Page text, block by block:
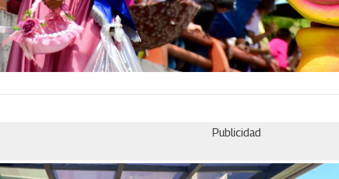
Publicidad